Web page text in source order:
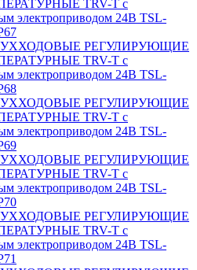
TRV-T с
электроприводом 24В TSL-
РЕГУЛИРУЮЩИЕ
TRV-T с
электроприводом 24В TSL-
РЕГУЛИРУЮЩИЕ
TRV-T с
электроприводом 24В TSL-
РЕГУЛИРУЮЩИЕ
TRV-T с
электроприводом 24В TSL-
РЕГУЛИРУЮЩИЕ
TRV-T с
электроприводом 24В TSL-